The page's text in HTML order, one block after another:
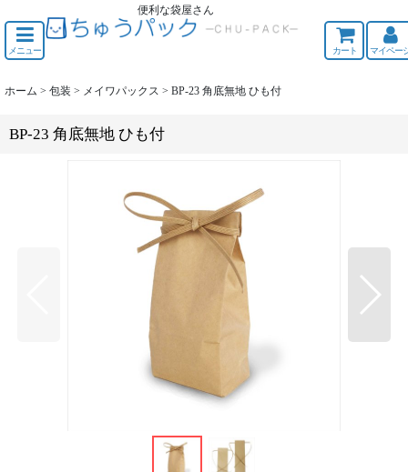
便利な袋屋さん
メニュー カート マイペー
ホーム > 包装 > メイワパックス > BP-23 角底無地 ひも付
BP-23 角底無地 ひも付